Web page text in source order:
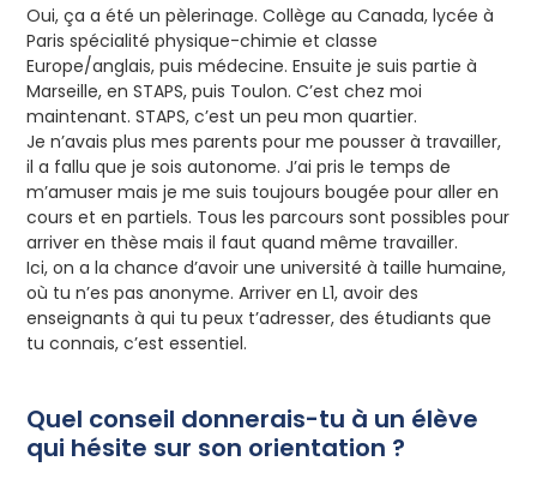
Oui, ça a été un pèlerinage. Collège au Canada, lycée à
Paris spécialité physique-chimie et classe
Europe/anglais, puis médecine. Ensuite je suis partie à
Marseille, en STAPS, puis Toulon. C’est chez moi
maintenant. STAPS, c’est un peu mon quartier.
Je n’avais plus mes parents pour me pousser à travailler,
il a fallu que je sois autonome. J’ai pris le temps de
m’amuser mais je me suis toujours bougée pour aller en
cours et en partiels. Tous les parcours sont possibles pour
arriver en thèse mais il faut quand même travailler.
Ici, on a la chance d’avoir une université à taille humaine,
où tu n’es pas anonyme. Arriver en L1, avoir des
enseignants à qui tu peux t’adresser, des étudiants que
tu connais, c’est essentiel.
Quel conseil donnerais-tu à un élève
qui hésite sur son orientation ?